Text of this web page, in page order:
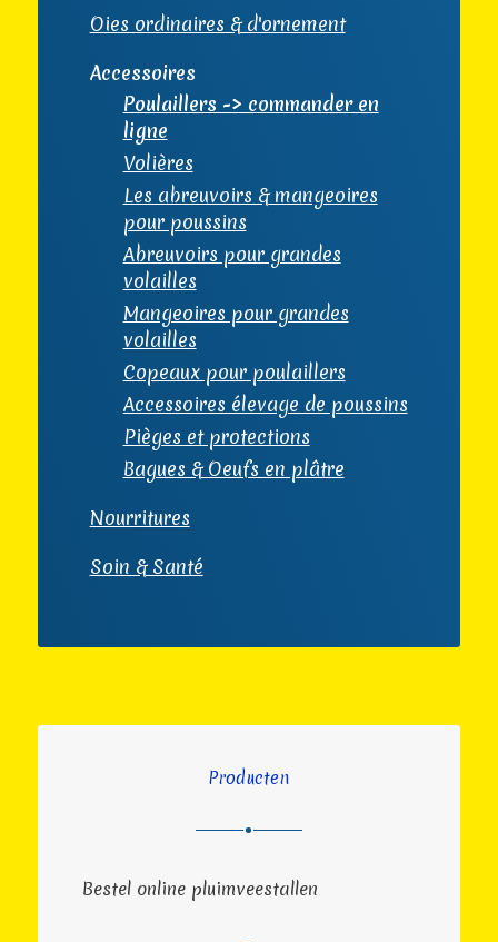
Oies ordinaires & d'ornement
Accessoires
Poulaillers -> commander en
ligne
Volières
Les abreuvoirs & mangeoires
pour poussins
Abreuvoirs pour grandes
volailles
Mangeoires pour grandes
volailles
Copeaux pour poulaillers
Accessoires élevage de poussins
Pièges et protections
Bagues & Oeufs en plâtre
Nourritures
Soin & Santé
Producten
Bestel online pluimveestallen